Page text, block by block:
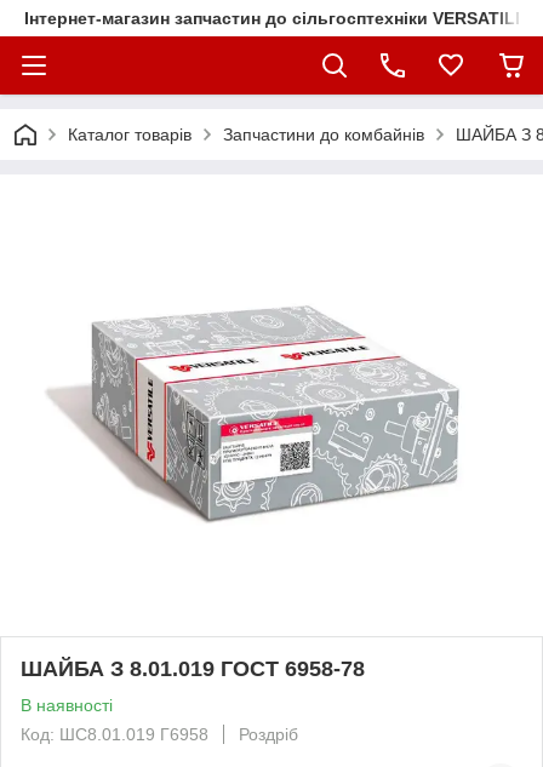
Інтернет-магазин запчастин до сільгосптехніки VERSATILE
Каталог товарів Запчастини до комбайнів ШАЙБА З
ШАЙБА З 8.01.019 ГОСТ 6958-78
В наявності
Код: ШС8.01.019 Г6958
Роздріб